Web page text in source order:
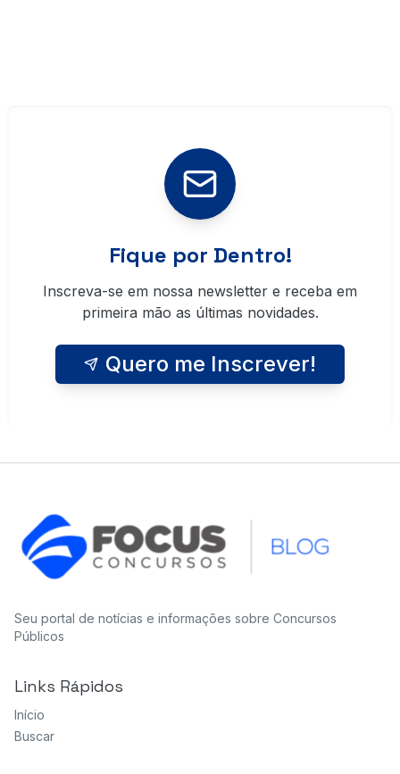
Fique por Dentro!
Inscreva-se em nossa newsletter e receba em
primeira mão as últimas novidades.
Quero me Inscrever!
Seu portal de notícias e informações sobre Concursos
Públicos
Links Rápidos
Início
Buscar